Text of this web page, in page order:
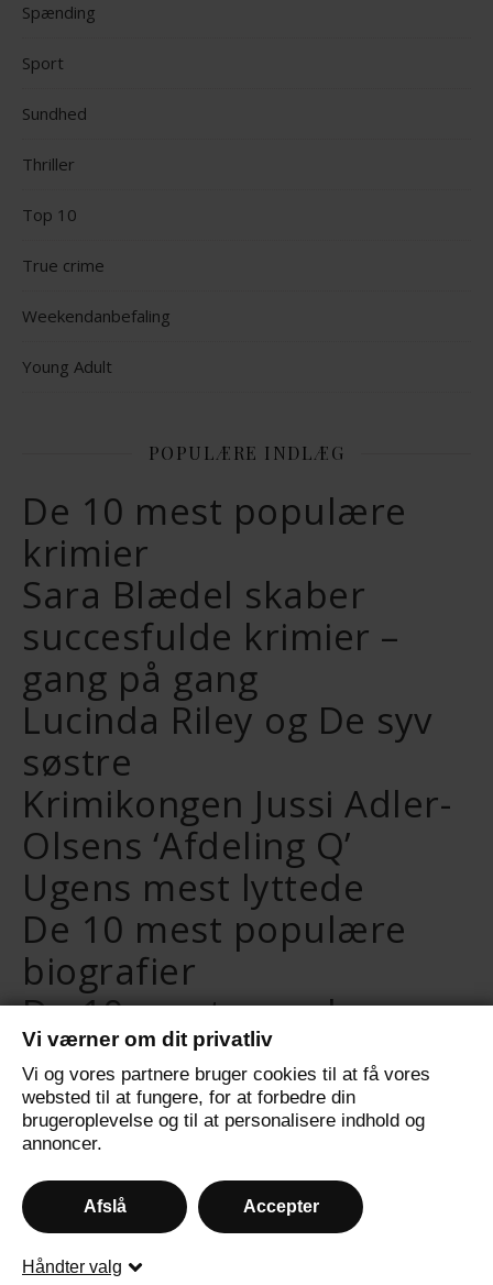
Vi værner om dit privatliv
Vi og vores partnere bruger cookies til at få vores
websted til at fungere, for at forbedre din
brugeroplevelse og til at personalisere indhold og
annoncer.
Afslå Accepter
Håndter valg
Spænding
Sport
Sundhed
Thriller
Top 10
True crime
Weekendanbefaling
Young Adult
POPULÆRE INDLÆG
De 10 mest populære
krimier
Sara Blædel skaber
succesfulde krimier –
gang på gang
Lucinda Riley og De syv
søstre
Krimikongen Jussi Adler-
Olsens ‘Afdeling Q’
Ugens mest lyttede
De 10 mest populære
biografier
De 10 mest populære
selvudviklingsbøger
De 10 mest populære
fantasybøger